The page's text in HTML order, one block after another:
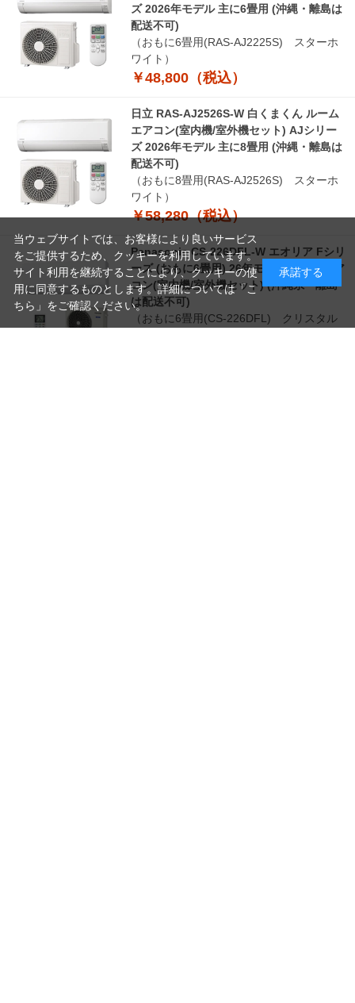
ズ 2026年モデル 主に6畳用 (沖縄・離島は
配送不可)
（おもに6畳用(RAS-AJ2225S) スターホ
ワイト）
￥48,800（税込）
日立 RAS-AJ2526S-W 白くまくん ルーム
エアコン(室内機/室外機セット) AJシリー
ズ 2026年モデル 主に8畳用 (沖縄・離島は
配送不可)
（おもに8畳用(RAS-AJ2526S) スターホ
ワイト）
￥58,280（税込）
Panasonic CS-226DFL-W エオリア Fシリ
ーズ (おもに6畳用) 26年モデル ルームエア
コン(室内機/室外機セット) (沖縄県・離島
は配送不可)
（おもに6畳用(CS-226DFL) クリスタル
当ウェブサイトでは、お客様により良いサービス
をご提供するため、クッキーを利用しています。
サイト利用を継続することにより、クッキーの使
用に同意するものとします。詳細については「こ
ちら 」をご確認ください。
承諾する